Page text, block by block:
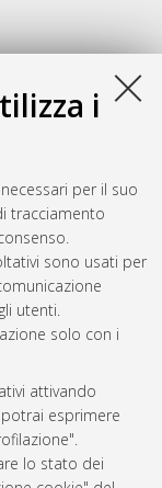
i
per il suo
tracciamento
sono usati per
utenti.
solo con i
attivando
esprimere
lo stato dei